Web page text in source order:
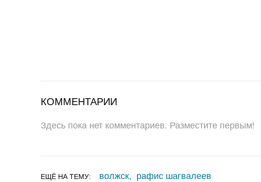
КОММЕНТАРИИ
Здесь пока нет комментариев. Разместите первым!
ЕЩЁ НА ТЕМУ: волжск, рафис шагвалеев